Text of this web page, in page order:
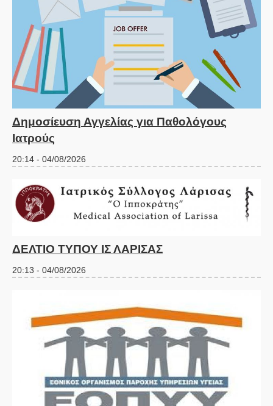
Δημοσίευση Αγγελίας για Παθολόγους
Ιατρούς
20:14 - 04/08/2026
ΔΕΛΤΙΟ ΤΥΠΟΥ ΙΣ ΛΑΡΙΣΑΣ
20:13 - 04/08/2026